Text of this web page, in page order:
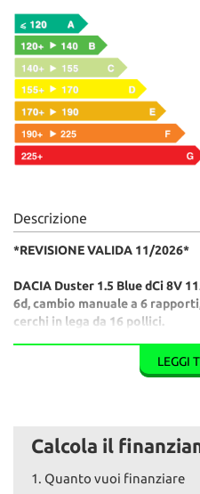
Descrizione
*REVISIONE VALIDA 11/2026*
DACIA Duster 1.5 Blue dCi 8V
6d, cambio manuale a 6
cerchi in lega da 16 pollici.
Interni in tessuto strutturato
revisione, se necessaria.
LEGGI
Calcola il
1. Quanto vuoi finanziare